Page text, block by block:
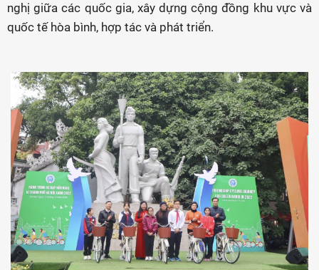
nghị giữa các quốc gia, xây dựng cộng đồng khu vực và
quốc tế hòa bình, hợp tác và phát triển.